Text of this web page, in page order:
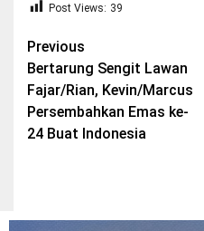
Post Views: 39
Post
navigation
Previous
Bertarung Sengit Lawan
Fajar/Rian, Kevin/Marcus
Persembahkan Emas ke-
24 Buat Indonesia